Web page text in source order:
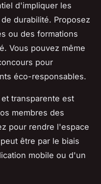
d'impliquer les
durabilité. Proposez
ou des formations
Vous pouvez même
pour
éco-responsables.
transparente est
membres des
pour rendre l'espace
être par le biais
mobile ou d'un